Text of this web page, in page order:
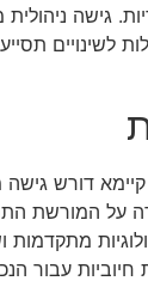
גישה
לשינויים
קיימא דורש
על המורשת
מתקדמות
חיוביות עבור